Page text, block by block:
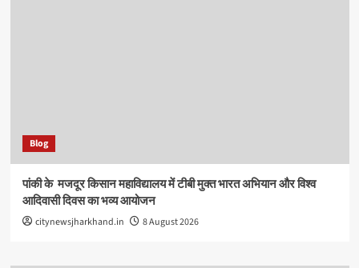
Blog
पांकी के ​ मजदूर किसान महाविद्यालय में टीबी मुक्त भारत अभियान और विश्व
आदिवासी दिवस का भव्य आयोजन
citynewsjharkhand.in 8 August 2026